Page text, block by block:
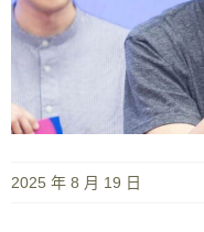
2025 年 8 月 19 日